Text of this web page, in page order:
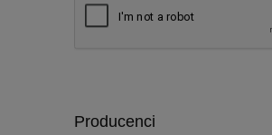
Producenci